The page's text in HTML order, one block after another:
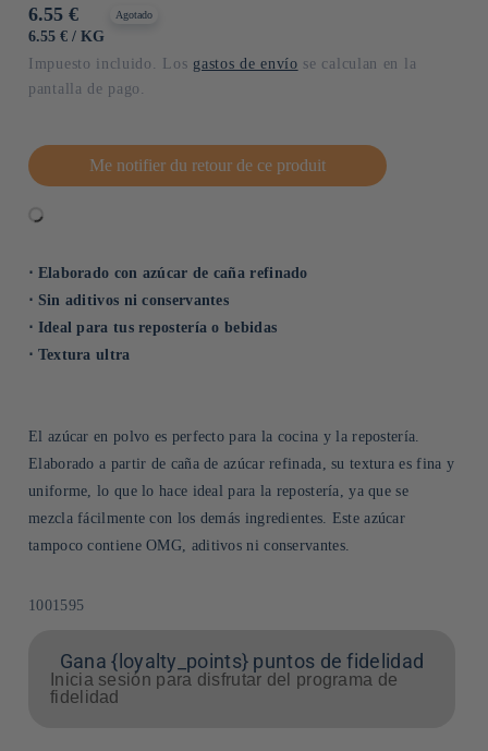
Precio
habitual
6.55 €
PRECIO
6.55 € / POR
KG
Agotado
Impuesto incluido. Los gastos de envío se calculan en la
pantalla de pago.
Me notifier du retour de ce produit
⋅ Elaborado con azúcar de caña refinado
⋅ Sin aditivos ni conservantes
⋅ Ideal para tus repostería o bebidas
⋅ Textura ultra
El azúcar en polvo es perfecto para la cocina y la repostería.
Elaborado a partir de caña de azúcar refinada, su textura es fina y
uniforme, lo que lo hace ideal para la repostería, ya que se
mezcla fácilmente con los demás ingredientes. Este azúcar
tampoco contiene OMG, aditivos ni conservantes.
SKU:
1001595
Gana {loyalty_points} puntos de fidelidad
Inicia sesión para disfrutar del programa de
fidelidad